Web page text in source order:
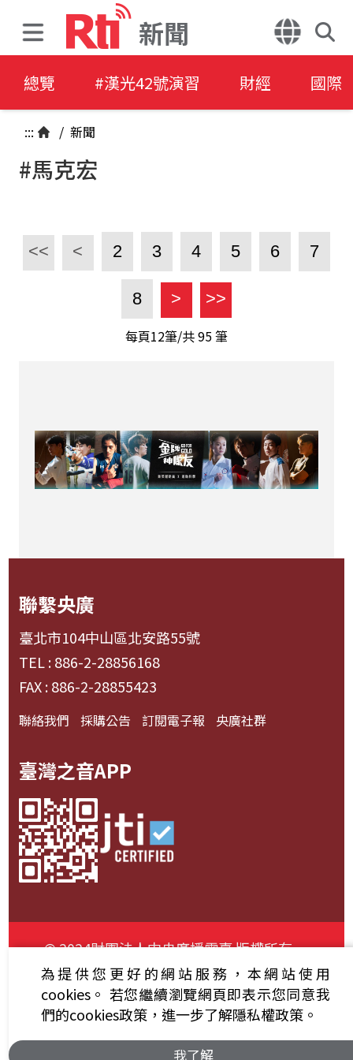
新聞
總覽 #漢光42號演習 財經 國際
::: / 新聞
#馬克宏
<< < 2 3 4 5 6 7
8 > >>
每頁12筆/共95筆
聯繫央廣
臺北市104中山區北安路55號
TEL : 886-2-28856168
FAX : 886-2-28855423
聯絡我們 採購公告 訂閱電子報 央廣社群
臺灣之音APP
© 2024財團法人中央廣播電臺 版權所有
資通安全政策聲明
服務條款 隱私權條款
為提供您更好的網站服務，本網站使用
cookies。 若您繼續瀏覽網頁即表示您同意我
們的cookies政策，進一步了解隱私權政策。
我了解